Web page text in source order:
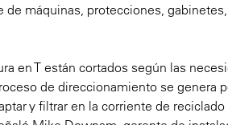
máquinas, protecciones, gabinetes,
en T están cortados según las
de direccionamiento se genera
y filtrar en la corriente de reciclado